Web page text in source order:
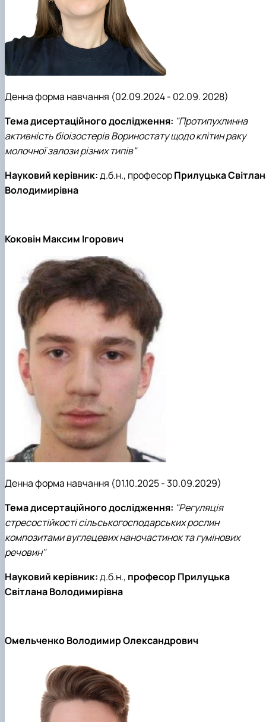
Денна форма навчання (02.09.2024 - 02.09. 2028)
Тема дисертаційного дослідження: "Протипухлинна
активність біоізостерів Вориностату щодо клітин раку
молочної залози різних типів"
Науковий керівник:д.б.н., професорПрилуцька
Володимирівна
Коковін Максим Ігорович
Денна форма навчання (01.10.2025 - 30.09.2029)
Тема дисертаційного дослідження: "Регуляція
стресостійкості сільськогосподарських рослин
композитами вуглецевих наночастинок та гумінових
речовин"
Науковий керівник:д.б.н., професор Прилуцька
Світлана Володимирівна
Омельченко Володимир Олександрович